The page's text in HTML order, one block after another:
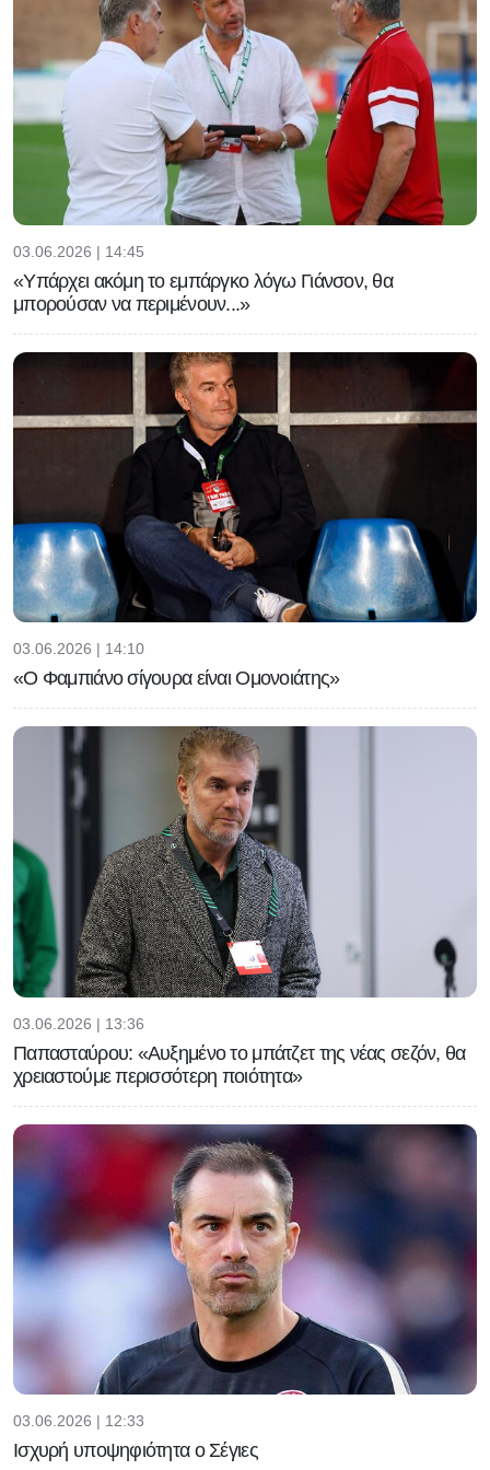
03.06.2026 | 14:45
«Υπάρχει ακόμη το εμπάργκο λόγω Γιάνσον, θα
μπορούσαν να περιμένουν...»
03.06.2026 | 14:10
«Ο Φαμπιάνο σίγουρα είναι Ομονοιάτης»
03.06.2026 | 13:36
Παπασταύρου: «Αυξημένο το μπάτζετ της νέας σεζόν, θα
χρειαστούμε περισσότερη ποιότητα»
03.06.2026 | 12:33
Ισχυρή υποψηφιότητα ο Σέγιες